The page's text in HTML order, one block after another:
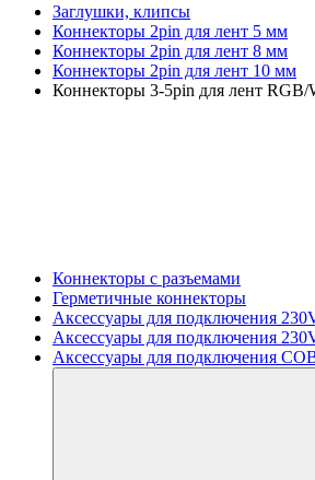
Заглушки, клипсы
Коннекторы 2pin для лент 5 мм
Коннекторы 2pin для лент 8 мм
Коннекторы 2pin для лент 10 мм
Коннекторы 3-5pin для лент
Коннекторы с разъемами
Герметичные коннекторы
Аксессуары для подключения
Аксессуары для подключения
Аксессуары для подключения